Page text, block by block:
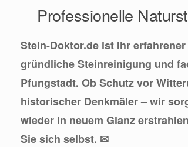
Professionelle
Stein-Doktor.de ist Ihr
gründliche Steinreinigung und
Pfungstadt. Ob Schutz vor
historischer Denkmäler – wir
wieder in neuem Glanz
Sie sich selbst. ✉